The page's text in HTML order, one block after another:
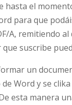
hasta el
para que
A, remitiendo
suscribe
un
Word y se
esta manera